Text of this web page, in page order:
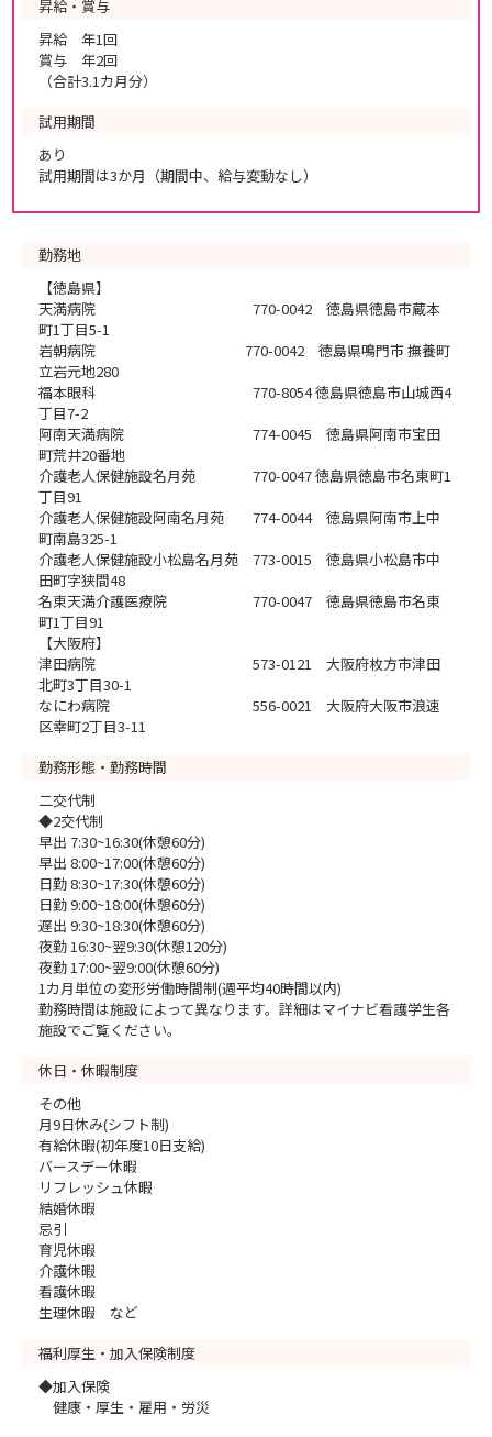
昇給・賞与
昇給 年1回
賞与 年2回
（合計3.1カ月分）
試用期間
あり
試用期間は3か月（期間中、給与変動なし）
勤務地
【徳島県】
天満病院 770-0042 徳島県徳島市蔵本
町1丁目5-1
岩朝病院 770-0042 徳島県鳴門市 撫養町
立岩元地280
福本眼科 770-8054 徳島県徳島市山城西4
丁目7-2
阿南天満病院 774-0045 徳島県阿南市宝田
町荒井20番地
介護老人保健施設名月苑 770-0047 徳島県徳島市名東町1
丁目91
介護老人保健施設阿南名月苑 774-0044 徳島県阿南市上中
町南島325-1
介護老人保健施設小松島名月苑 773-0015 徳島県小松島市中
田町字狭間48
名東天満介護医療院 770-0047 徳島県徳島市名東
町1丁目91
【大阪府】
津田病院 573-0121 大阪府枚方市津田
北町3丁目30-1
なにわ病院 556-0021 大阪府大阪市浪速
区幸町2丁目3-11
勤務形態・勤務時間
二交代制
◆2交代制
早出 7:30~16:30(休憩60分)
早出 8:00~17:00(休憩60分)
日勤 8:30~17:30(休憩60分)
日勤 9:00~18:00(休憩60分)
遅出 9:30~18:30(休憩60分)
夜勤 16:30~翌9:30(休憩120分)
夜勤 17:00~翌9:00(休憩60分)
1カ月単位の変形労働時間制(週平均40時間以内)
勤務時間は施設によって異なります。詳細はマイナビ看護学生各
施設でご覧ください。
休日・休暇制度
その他
月9日休み(シフト制)
有給休暇(初年度10日支給)
バースデー休暇
リフレッシュ休暇
結婚休暇
忌引
育児休暇
介護休暇
看護休暇
生理休暇 など
福利厚生・加入保険制度
◆加入保険
健康・厚生・雇用・労災